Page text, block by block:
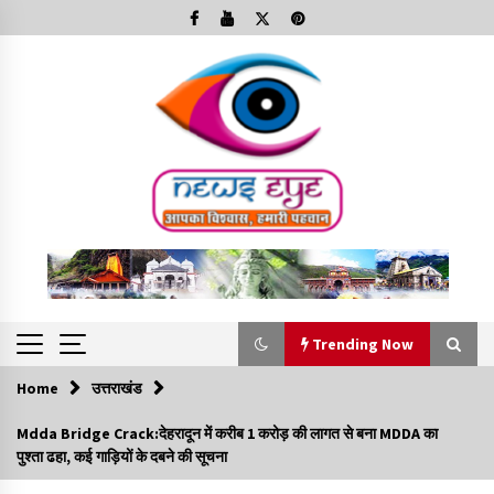
to
Trending Now
Trending Now
Minorities Rights Day : विश्व अल्पसंख्यक अधिकार दिवस
कार्यक्रम में शामिल हुए सीएम,आधुनिक मदरसों का नाम अब्दुल कलाम के नाम
Home उत्तराखंड
Mdda Bridge Crack:देहरादून में करीब 1 करोड़ की लागत से बना MDDA का
पुश्ता ढहा, कई गाड़ियों के दबने की सूचना